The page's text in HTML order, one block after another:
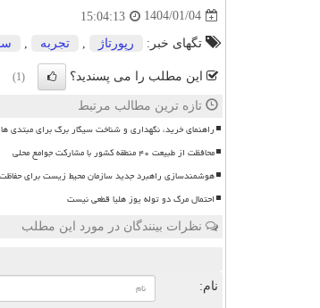
1404/01/04
15:04:13
تگهای خبر: رپورتاژ تجربه
این مطلب را می پسندید؟ (1)
تازه ترین مطالب مرتبط
راهنمای خرید، نگهداری و شناخت سیگار برگ برای مبتدی ها
محافظت از طبیعت ۴۰ منطقه کشور با مشارکت جوامع محلی
هوشمندسازی راهبرد جدید سازمان محیط زیست برای
احتمال مرگ دو توله یوز هلیا قطعی نیست
نظرات بینندگان در مورد این مطلب
نام: